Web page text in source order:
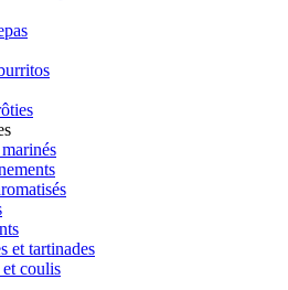
et tartinades
et coulis